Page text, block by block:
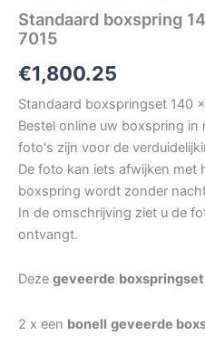
Standaard boxspring
7015
€1,800.25
Standaard boxspringset 140
Bestel online uw boxspring in
foto's zijn voor de
De foto kan iets afwijken met
boxspring wordt zonder
In de omschrijving ziet u de
ontvangt.
Deze geveerde boxspringset
2 x een bonell geveerde